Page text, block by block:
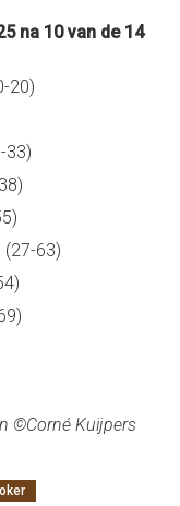
na 10 van de 14
20)
33)
(27-63)
©Corné Kuijpers